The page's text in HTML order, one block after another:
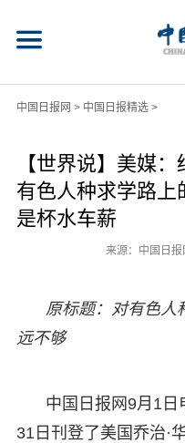
中国日报网 > 中国日报精选>
【世界说】美媒
有色人种求学路上
是杯水车薪
来源：中国日报
原标题：对有色人
远不够
中国日报网9月1日
31日刊登了美国乔治·